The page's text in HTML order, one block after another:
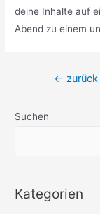
deine Inhalte auf
Abend zu einem
← zurück
Suchen
Kategorien